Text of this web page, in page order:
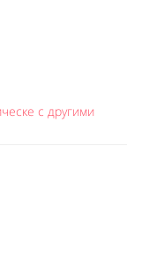
с другими